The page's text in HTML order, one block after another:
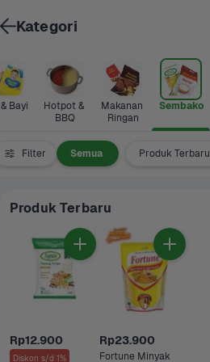
& Bayi
Hotpot &
BBQ
Makanan
Ringan
Sembako
Filter Semua Produk Terbaru
Produk Terbaru
Rp12.900
Diskon s/d 1%
Rp23.900
Fortune Minyak
Kategori